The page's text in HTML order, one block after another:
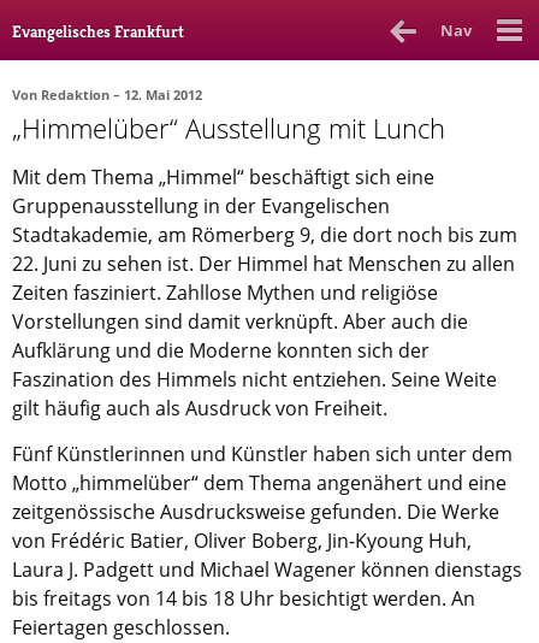
Evangelisches Frankfurt Nav
Rubrik Ausgabe Autor_in
Bücher & Filme
Ethik
Gott & Glauben
Kultur
Lebenslagen
Menschen
Stadtkirche
Aktuelle Printausgabe
Oktober 2017
Von Redaktion – 12. Mai 2012
„Himmelüber“ Ausstellung mit Lunch
Mit dem Thema „Himmel“ beschäftigt sich eine
Gruppenausstellung in der Evangelischen
Stadtakademie, am Römerberg 9, die dort noch bis zum
22. Juni zu sehen ist. Der Himmel hat Menschen zu allen
Zeiten fasziniert. Zahllose Mythen und religiöse
Vorstellungen sind damit verknüpft. Aber auch die
Aufklärung und die Moderne konnten sich der
Faszination des Himmels nicht entziehen. Seine Weite
gilt häufig auch als Ausdruck von Freiheit.
Fünf Künstlerinnen und Künstler haben sich unter dem
Motto „himmelüber“ dem Thema angenähert und eine
zeitgenössische Ausdrucksweise gefunden. Die Werke
von Frédéric Batier, Oliver Boberg, Jin-Kyoung Huh,
Laura J. Padgett und Michael Wagener können dienstags
bis freitags von 14 bis 18 Uhr besichtigt werden. An
Feiertagen geschlossen.